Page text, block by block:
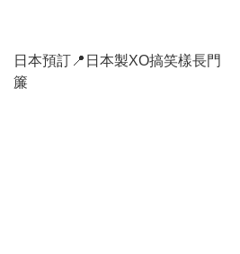
日本預訂📍日本製XO搞笑樣長門
簾